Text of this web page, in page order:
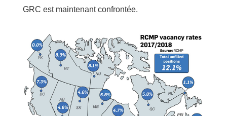
GRC est maintenant confrontée.